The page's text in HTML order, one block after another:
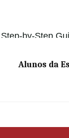
Alunos da